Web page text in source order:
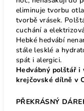
eliminuje tvorbu
tvorbě vrásek.
cuchání a
Hebké hedvábí
stále lesklé a
spát i alergici.
Hedvábný polštář i
krejčovské dílně v
PŘEKRÁSNÝ